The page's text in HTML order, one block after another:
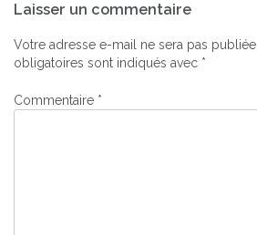
de
l’article
Laisser un commentaire
Votre adresse e-mail ne sera pas publiée.
obligatoires sont indiqués avec *
Commentaire *